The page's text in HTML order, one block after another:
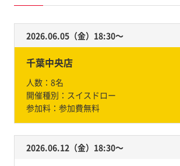
2026.06.05（金）18:30〜
千葉中央店
人数： 8名
開催種別： スイスドロー
参加料： 参加費無料
2026.06.12（金）18:30〜